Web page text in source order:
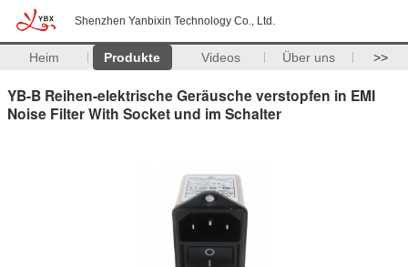
Shenzhen Yanbixin Technology Co., Ltd.
Heim Produkte Videos Über uns >>
YB-B Reihen-elektrische Geräusche verstopfen in EMI
Noise Filter With Socket und im Schalter